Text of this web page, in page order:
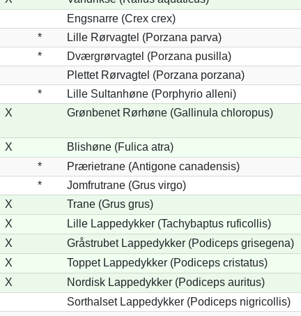
Engsnarre (Crex crex)
*
Lille Rørvagtel (Porzana parva)
*
Dværgrørvagtel (Porzana pusilla)
Plettet Rørvagtel (Porzana porzana)
*
Lille Sultanhøne (Porphyrio alleni)
X Grønbenet Rørhøne (Gallinula chloropus)
X Blishøne (Fulica atra)
*
Prærietrane (Antigone canadensis)
*
Jomfrutrane (Grus virgo)
X Trane (Grus grus)
X Lille Lappedykker (Tachybaptus ruficollis)
X Gråstrubet Lappedykker (Podiceps grisegena)
X Toppet Lappedykker (Podiceps cristatus)
X Nordisk Lappedykker (Podiceps auritus)
Sorthalset Lappedykker (Podiceps nigricollis)